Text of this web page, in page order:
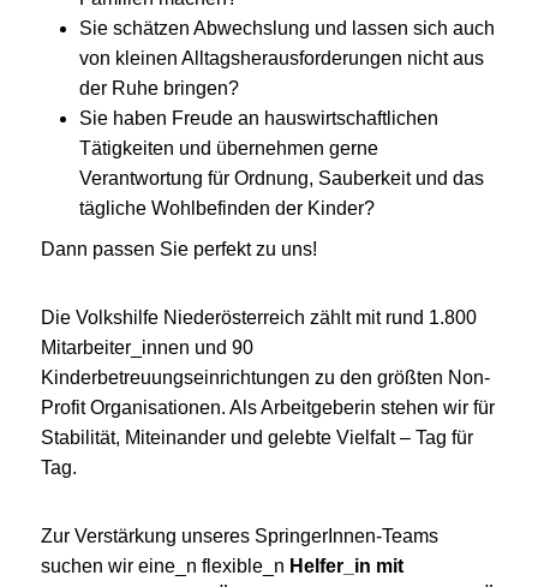
Sie schätzen Abwechslung und lassen sich auch
von kleinen Alltagsherausforderungen nicht aus
der Ruhe bringen?
Sie haben Freude an hauswirtschaftlichen
Tätigkeiten und übernehmen gerne
Verantwortung für Ordnung, Sauberkeit und das
tägliche Wohlbefinden der Kinder?
Dann passen Sie perfekt zu uns!
Die Volkshilfe Niederösterreich zählt mit rund 1.800
Mitarbeiter_innen und 90
Kinderbetreuungseinrichtungen zu den größten Non-
Profit Organisationen. Als Arbeitgeberin stehen wir für
Stabilität, Miteinander und gelebte Vielfalt – Tag für
Tag.
Zur Verstärkung unseres SpringerInnen-Teams
suchen wir eine_n flexible_n Helfer_in mit